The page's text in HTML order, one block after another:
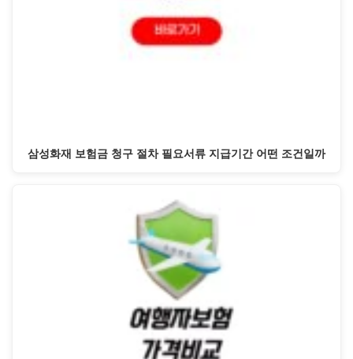
삼성화재 보험금 청구 절차 필요서류 지급기간 어떤 조건일까